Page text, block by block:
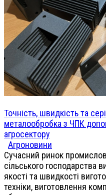
Точність, швидкість та
металообробка з ЧПК
агросектору
Агроновини
Сучасний ринок
сільського господарства
якості та швидкості
техніки, виготовлення